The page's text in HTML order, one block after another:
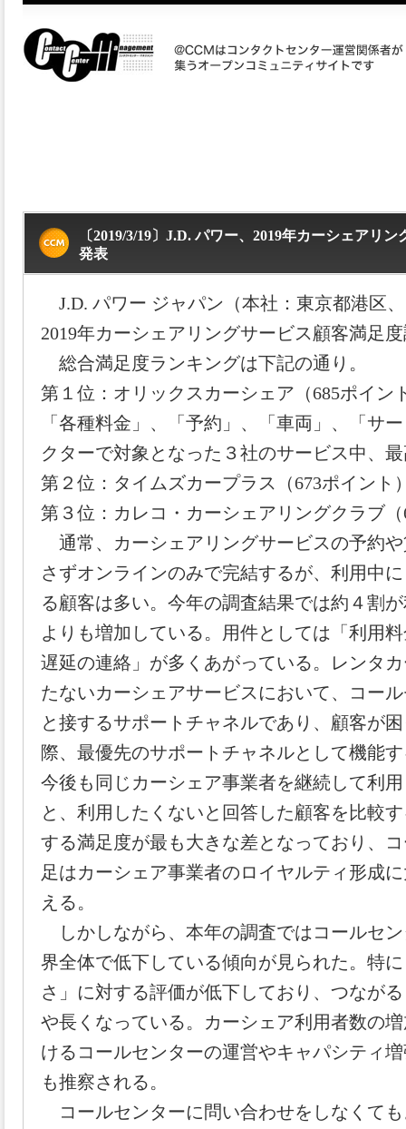
〔2019/3/19〕J.D. パワー、2019年カーシェアリ
発表
J.D. パワー ジャパン（本社：東京都港区
2019年カーシェアリングサービス顧客満足
総合満足度ランキングは下記の通り。
第１位：オリックスカーシェア（685ポイン
「各種料金」、「予約」、「車両」、「サ
クターで対象となった３社のサービス中、
第２位：タイムズカープラス（673ポイン
第３位：カレコ・カーシェアリングクラブ
通常、カーシェアリングサービスの予約
さずオンラインのみで完結するが、利用中
る顧客は多い。今年の調査結果では約４割
よりも増加している。用件としては「利用
遅延の連絡」が多くあがっている。レンタ
たないカーシェアサービスにおいて、コー
と接するサポートチャネルであり、顧客が
際、最優先のサポートチャネルとして機能
今後も同じカーシェア事業者を継続して利
と、利用したくないと回答した顧客を比較
する満足度が最も大きな差となっており、
足はカーシェア事業者のロイヤルティ形成
える。
しかしながら、本年の調査ではコールセ
界全体で低下している傾向が見られた。特
さ」に対する評価が低下しており、つなが
や長くなっている。カーシェア利用者数の
けるコールセンターの運営やキャパシティ
も推察される。
コールセンターに問い合わせをしなくて